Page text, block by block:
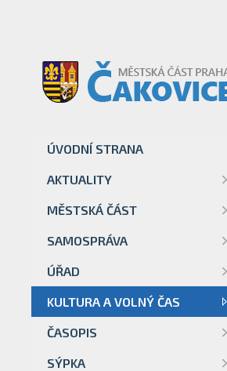
ÚVODNÍ STRANA
AKTUALITY
MĚSTSKÁ ČÁST
SAMOSPRÁVA
ÚŘAD
KULTURA A VOLNÝ ČAS
ČASOPIS
SÝPKA